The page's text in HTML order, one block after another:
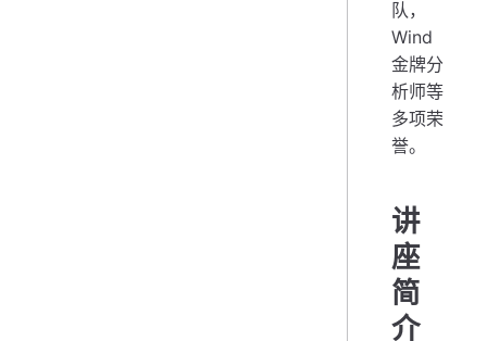
队，
Wind
金牌分
析师等
多项荣
誉。
讲
座
简
介